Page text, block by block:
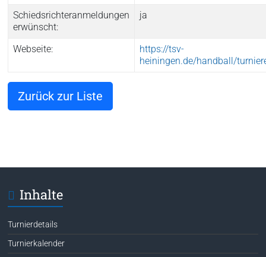
Schiedsrichteranmeldungen
erwünscht:
ja
Webseite:
https://tsv-
heiningen.de/handball/
Zurück zur Liste
Inhalte
Turnierdetails
Turnierkalender